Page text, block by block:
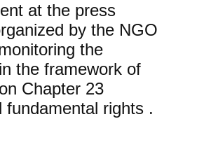
at the press
by the NGO
the
the framework of
Chapter 23
fundamental rights .